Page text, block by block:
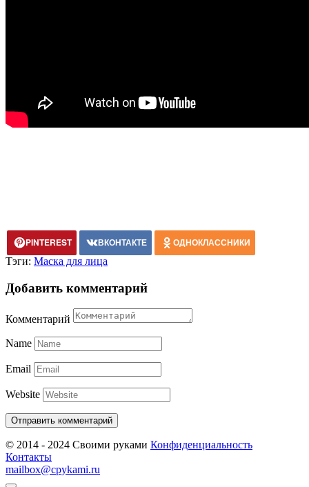
PINTEREST ВКОНТАКТЕ ОДНОКЛАССНИКИ
Тэги: Маска для лица
Добавить комментарий
Комментарий
Name
Email
Website
© 2014 - 2024 Своими руками Конфиденциальность
Контакты
mailbox@cpykami.ru